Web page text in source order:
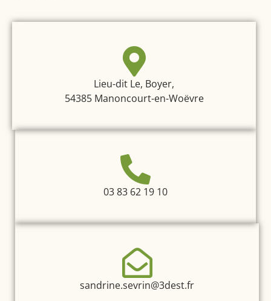
Lieu-dit Le, Boyer,
54385 Manoncourt-en-Woëvre
03 83 62 19 10
sandrine.sevrin@3dest.fr